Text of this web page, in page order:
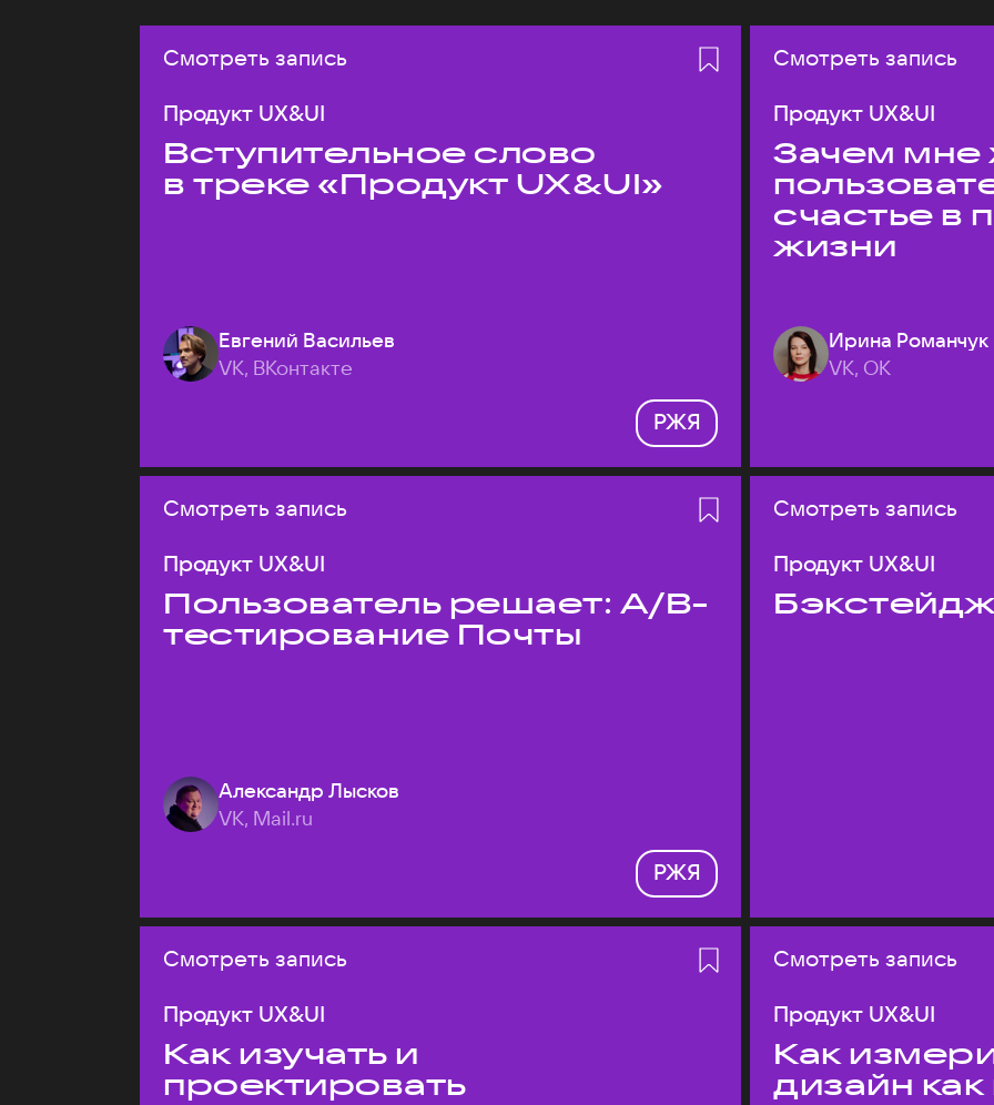
Смотреть запись
Продукт UX&UI
Вступительное слово
в треке «Продукт UX&UI»
Евгений Васильев
VK, ВКонтакте
РЖЯ
Смотреть запись
Продукт UX&UI
Зачем мне
счастье в
жизни
Ирина Романчук
VK, ОК
Смотреть запись
Продукт UX&UI
Пользователь решает: A/B-
тестирование Почты
Александр Лысков
VK, Mail.ru
РЖЯ
Смотреть запись
Продукт UX&UI
Бэкстейдж
Смотреть запись
Продукт UX&UI
Как изучать и
проектировать
Смотреть запись
Продукт UX&UI
Как
дизайн